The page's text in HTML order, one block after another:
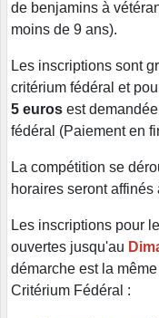
de benjamins à
moins de 9 ans).
Les inscriptions sont
critérium fédéral et
5 euros est
fédéral (Paiement en
La compétition se
horaires seront
Les inscriptions pour
ouvertes jusqu'au
démarche est la
Critérium Fédéral :